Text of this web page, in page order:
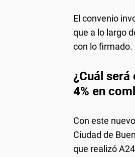
El convenio
que a lo largo
con lo firmado.
¿Cuál
4% en
Con este
Ciudad de
que realizó